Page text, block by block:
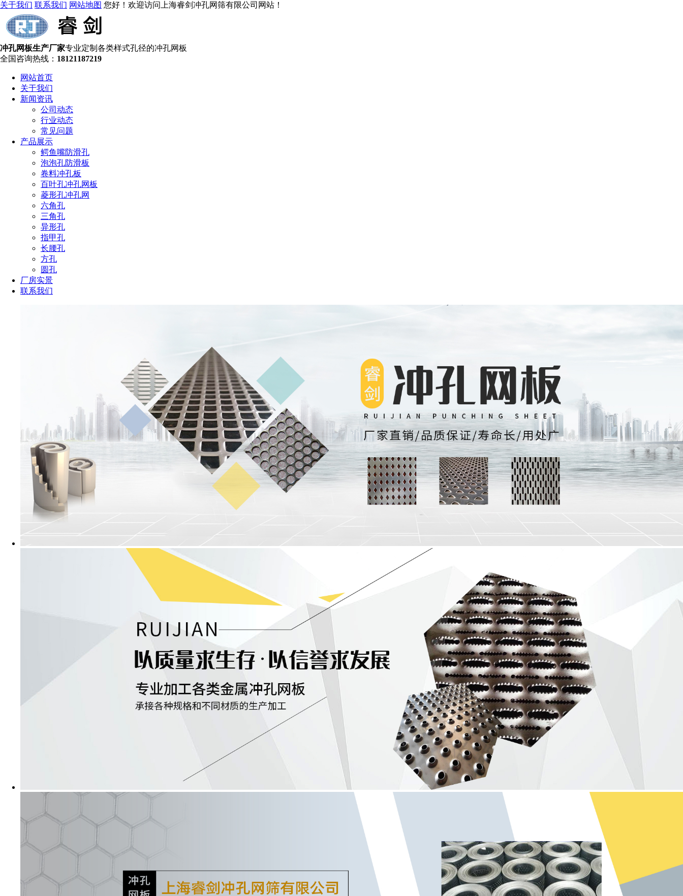
关于我们 联系我们 网站地图 您好！欢迎访问上海睿剑冲孔网筛有限公司网站！
冲孔网板生产厂家专业定制各类样式孔径的冲孔网板
全国咨询热线： 18121187219
网站首页
关于我们
新闻资讯
公司动态
行业动态
常见问题
产品展示
鳄鱼嘴防滑孔
泡泡孔防滑板
卷料冲孔板
百叶孔冲孔网板
菱形孔冲孔网
六角孔
三角孔
异形孔
指甲孔
长腰孔
方孔
圆孔
厂房实景
联系我们